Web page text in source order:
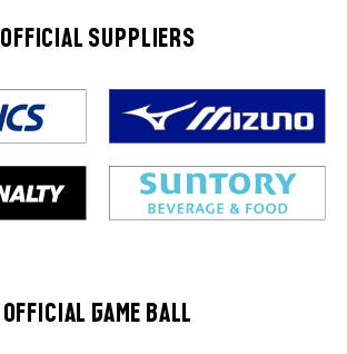
OFFICIAL SUPPLIERS
OFFICIAL GAME BALL